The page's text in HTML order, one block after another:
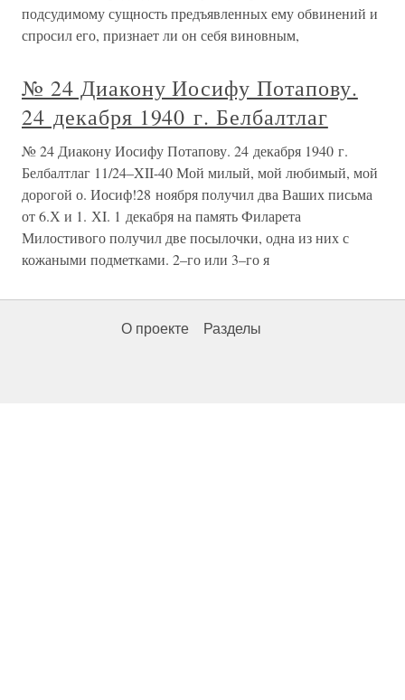
подсудимому сущность предъявленных ему обвинений и
спросил его, признает ли он себя виновным,
№ 24 Диакону Иосифу Потапову.
24 декабря 1940 г. Белбалтлаг
№ 24 Диакону Иосифу Потапову. 24 декабря 1940 г.
Белбалтлаг 11/24–XII-40 Мой милый, мой любимый, мой
дорогой о. Иосиф!28 ноября получил два Ваших письма
от 6.Х и 1. ХI. 1 декабря на память Филарета
Милостивого получил две посылочки, одна из них с
кожаными подметками. 2–го или 3–го я
О проекте Разделы